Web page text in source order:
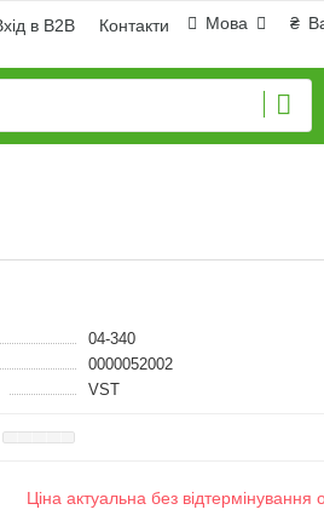
₴
Мова
в B2B Контакти
04-340
0000052002
VST
Ціна актуальна без відтермінування